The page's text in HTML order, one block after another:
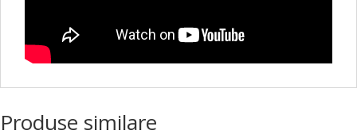
Produse similare